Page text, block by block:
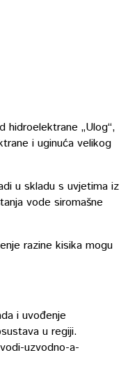
hidroelektrane „Ulog“,
i uginuća velikog
u skladu s uvjetima iz
vode siromašne
razine kisika mogu
i uvođenje
u regiji.
uzvodno-a-